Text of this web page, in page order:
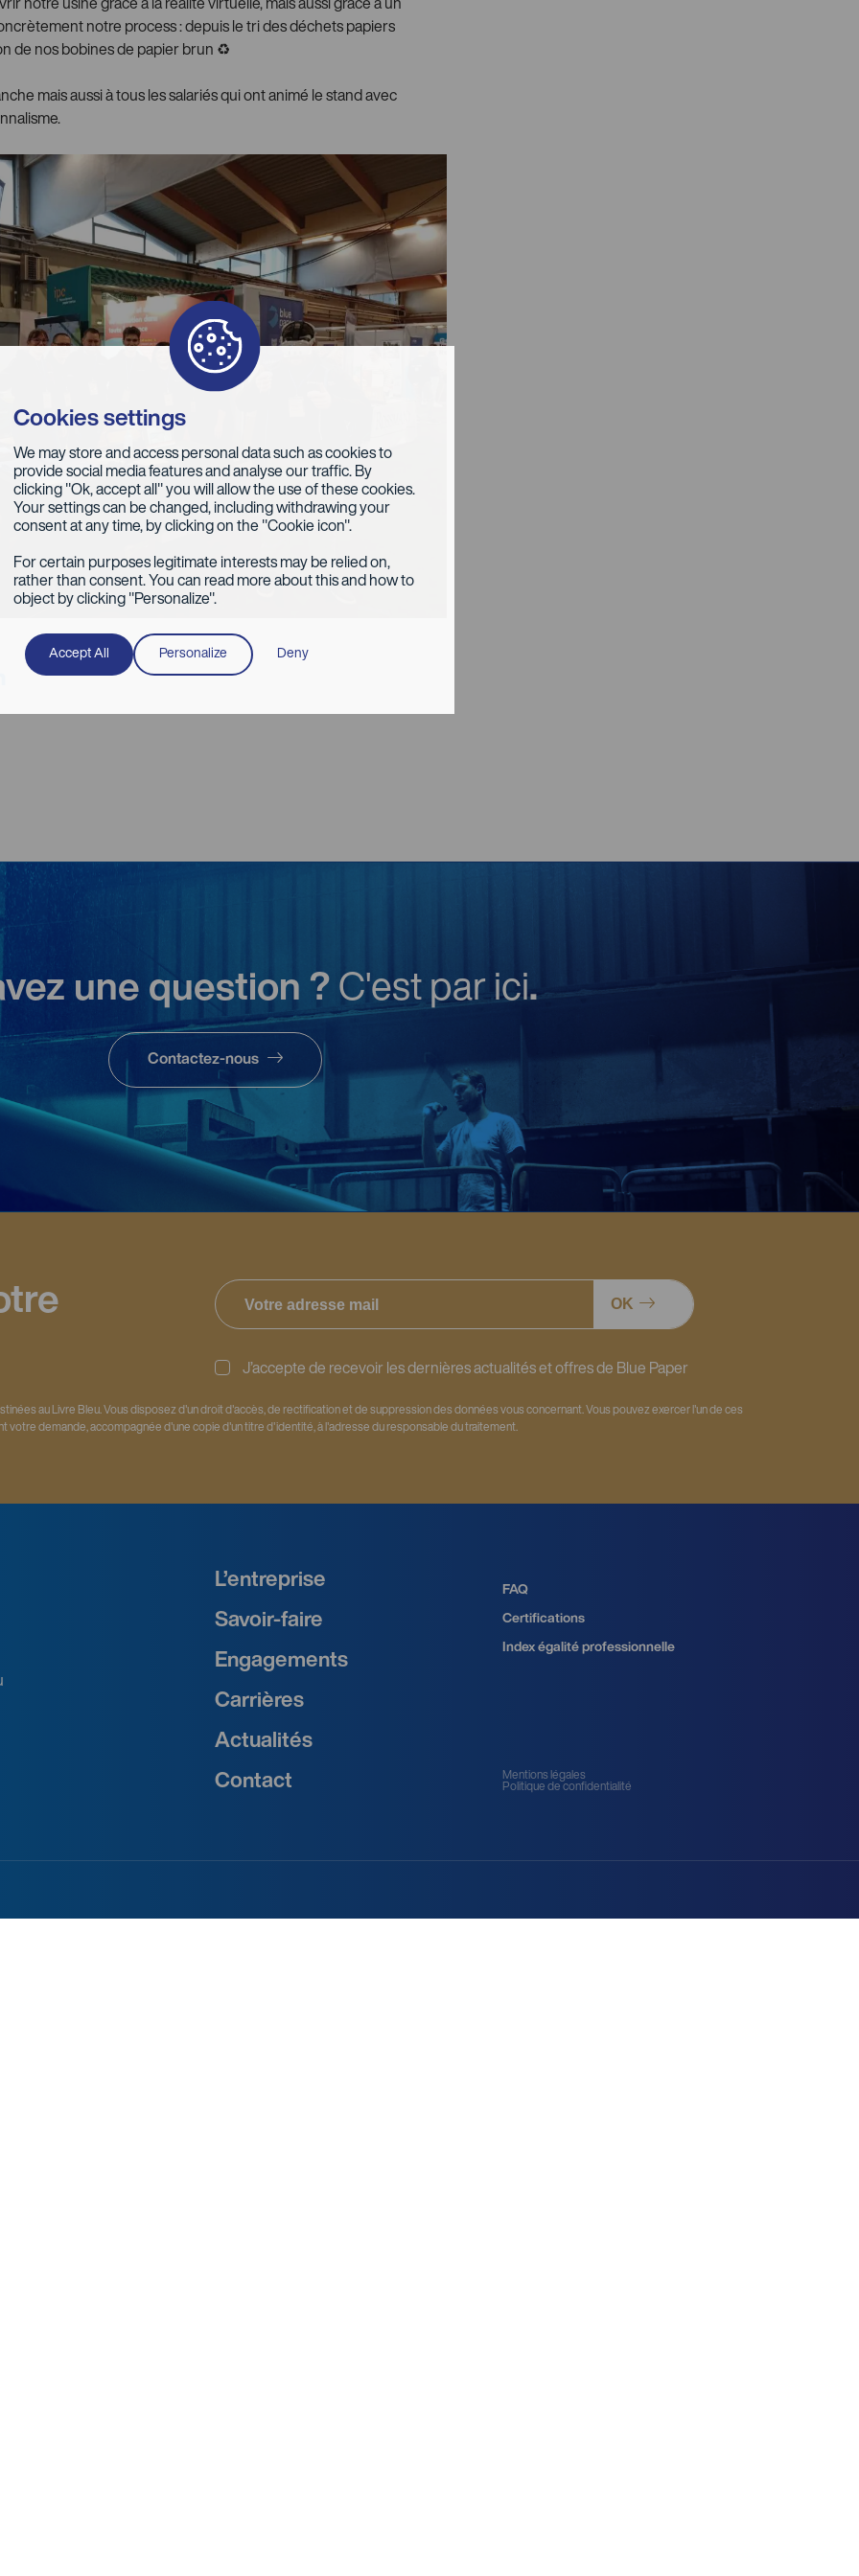
notre usine grâce à la réalité virtuelle, mais aussi grâce à un
notre process : depuis le tri des déchets papiers
de nos bobines de papier brun ♻
mais aussi à tous les salariés qui ont animé le stand avec
une question ? C'est par ici.
Contactez-nous
OK
J’accepte de recevoir les dernières actualités et offres de Blue Paper
au Livre Bleu. Vous disposez d'un droit d'accès, de rectification et de suppression des données vous concernant. Vous pouvez exercer l'un de ces
votre demande, accompagnée d'une copie d'un titre d'identité, à l'adresse du responsable du traitement.
L’entreprise
Savoir‑faire
Engagements
Carrières
Actualités
Contact
FAQ
Certifications
Index égalité professionnelle
Mentions légales
Politique de confidentialité
Cookies settings
We may store and access personal data such as cookies to
provide social media features and analyse our traffic. By
clicking "Ok, accept all" you will allow the use of these cookies.
Your settings can be changed, including withdrawing your
consent at any time, by clicking on the "Cookie icon".
For certain purposes legitimate interests may be relied on,
rather than consent. You can read more about this and how to
object by clicking "Personalize".
Deny
Personalize
Accept All